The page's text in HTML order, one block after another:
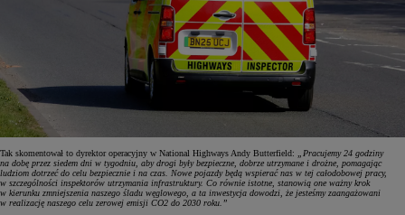
Tak skomentował to dyrektor operacyjny w National Highways Andy Butterfield:
„Pracujemy 24 godziny
na dobę przez siedem dni w tygodniu, aby drogi były bezpieczne, dobrze utrzymane i drożne, pomagając
ludziom dotrzeć do celu bezpiecznie i na czas. Nowe pojazdy będą wspierać nas w tej całodobowej pracy,
w szczególności inspektorów utrzymania infrastruktury. Co równie istotne, stanowią one ważny krok
w kierunku zmniejszenia naszego śladu węglowego, a ta inwestycja dowodzi, że jesteśmy zaangażowani
w realizację naszego celu zerowej emisji CO2 do 2030 roku.”